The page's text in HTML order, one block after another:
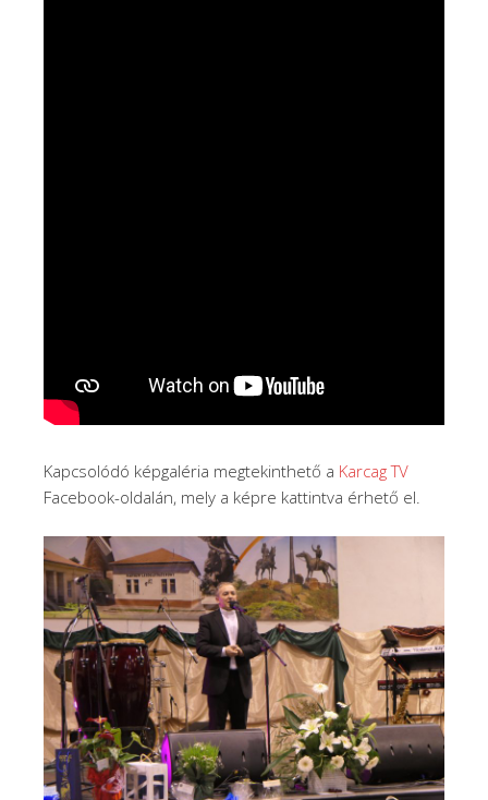
Kapcsolódó képgaléria megtekinthető a Karcag TV
Facebook-oldalán, mely a képre kattintva érhető el.